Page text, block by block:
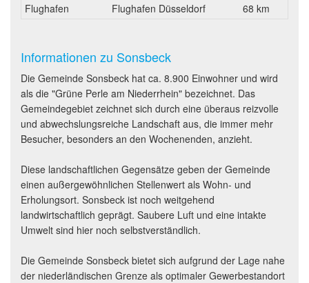
Flughafen
Flughafen Düsseldorf 68 km
Informationen zu Sonsbeck
Die Gemeinde Sonsbeck hat ca. 8.900 Einwohner und wird
als die "Grüne Perle am Niederrhein" bezeichnet. Das
Gemeindegebiet zeichnet sich durch eine überaus reizvolle
und abwechslungsreiche Landschaft aus, die immer mehr
Besucher, besonders an den Wochenenden, anzieht.
Diese landschaftlichen Gegensätze geben der Gemeinde
einen außergewöhnlichen Stellenwert als Wohn- und
Erholungsort. Sonsbeck ist noch weitgehend
landwirtschaftlich geprägt. Saubere Luft und eine intakte
Umwelt sind hier noch selbstverständlich.
Die Gemeinde Sonsbeck bietet sich aufgrund der Lage nahe
der niederländischen Grenze als optimaler Gewerbestandort